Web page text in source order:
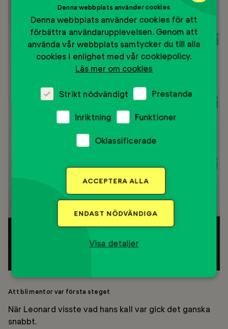
Att bli mentor var första steget
När Leonard visste vad hans kall var gick det ganska
snabbt.
Denna webbplats använder cookies
Denna webbplats använder cookies för att
förbättra användarupplevelsen. Genom att
använda vår webbplats samtycker du till alla
cookies i enlighet med vår cookiepolicy.
Läs mer om cookies
Strikt nödvändigt Prestanda
Inriktning Funktioner
Oklassificerade
ACCEPTERA ALLA
ENDAST NÖDVÄNDIGA
Visa detaljer